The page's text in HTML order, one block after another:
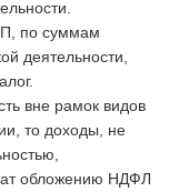
по суммам
деятельности,
вне рамок видов
то доходы, не
обложению НДФЛ